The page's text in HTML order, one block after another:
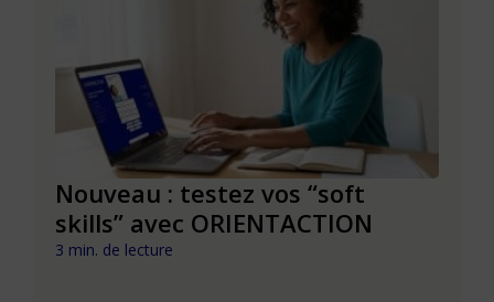
Nouveau : testez vos “soft
skills” avec ORIENTACTION
3 min. de lecture